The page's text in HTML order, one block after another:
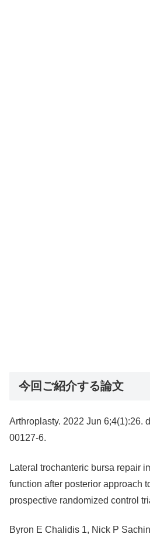
今回ご紹介する論文
Arthroplasty. 2022 Jun 6;4(1):26.
00127-6.
Lateral trochanteric bursa repair
function after posterior approach
prospective randomized control
Byron E Chalidis 1, Nick P